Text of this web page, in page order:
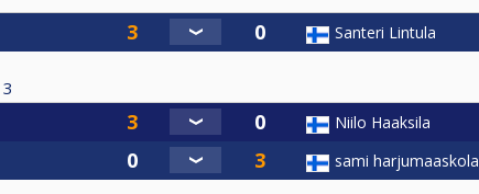
Santeri Lintula
3
Niilo Haaksila
sami harjumaaskola